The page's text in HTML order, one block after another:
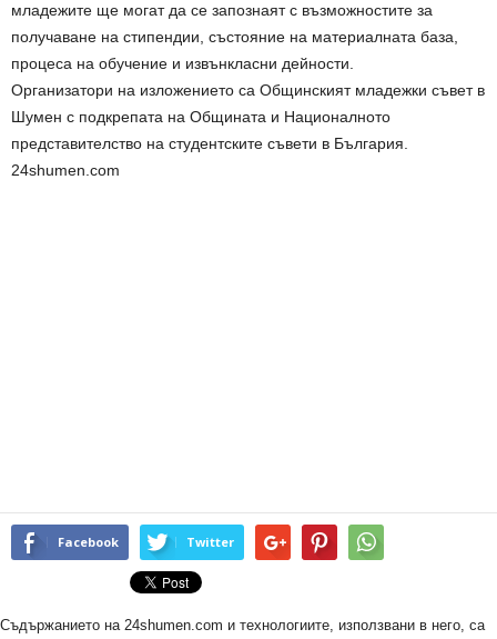
младежите ще могат да се запознаят с възможностите за
получаване на стипендии, състояние на материалната база,
процеса на обучение и извънкласни дейности.
Организатори на изложението са Общинският младежки съвет в
Шумен с подкрепата на Общината и Националното
представителство на студентските съвети в България.
24shumen.com
Facebook Twitter
Съдържанието на 24shumen.com и технологиите, използвани в него, са